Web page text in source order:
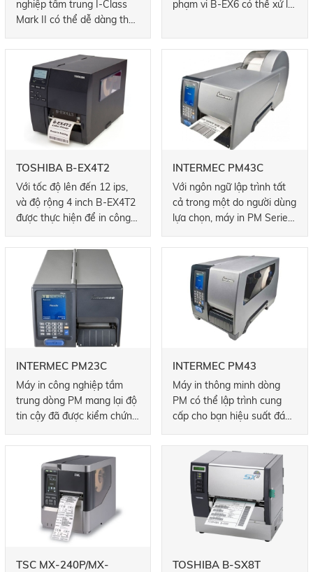
nghiệp tầm trung I-Class
Mark II có thể dễ dàng theo
nhãn tốc độ cao. Với bộ xử
lý hiện đại, tốc độ in của
máy in rất nhanh. Và nhờ
thiết kế mô-đun, bạn có thể
dễ dàng thêm và / hoặc
thay đổi các tùy chọn máy
in để nâng cấp và cấu hình
của bạn phát triển.
phạm vi B-EX6 có thể xử lý
thông lượng cao được tạo
điều kiện với khả năng xử lý
tiên tiến, tăng hiệu quả và
năng suất tổng thể.
TOSHIBA B-EX4T2
Với tốc độ lên đến 12 ips,
và độ rộng 4 inch B-EX4T2
được thực hiện để in công
Nâng cao sức mạnh xử lý
không chỉ đảm bảo đầu ra
nhanh, mà còn thông lượng
hiệu quả.
INTERMEC PM43C
Với ngôn ngữ lập trình tất
cả trong một do người dùng
lựa chọn, máy in PM Series
sở hạ tầng CNTT, triển khai
nhanh chóng vào các môi
trường máy in hỗn hợp
hoặc Honeywell hiện có. Và
với sự hỗ trợ ngôn ngữ lệnh
toàn diện - bao gồm ZSim2,
mô phỏng ZPLII nhanh
chỉnh của chúng tôi - việc
nâng cấp lên Dòng PM
chưa bao giờ đơn giản hơn
thế.
INTERMEC PM23C
Máy in công nghiệp tầm
trung dòng PM mang lại độ
tin cậy đã được kiểm chứng,
chóng, cũng như kết nối
tiên tiến để tối đa hóa thời
gian hoạt động của bạn.
Rất lý tưởng cho các ứng
dụng trong các trung tâm
phân phối, nhà kho,
INTERMEC PM43
Máy in thông minh dòng
PM có thể lập trình cung
cấp cho bạn hiệu suất đáng
gian hoạt động, triển khai
và tích hợp nhanh chóng và
thông lượng nhanh nhất
trong lớp của chúng. Dòng
PM có nhiều kích thước và
kiểu cửa khác nhau để phù
hợp với ứng dụng chính xác
TSC MX-240P/MX-
TOSHIBA B-SX8T